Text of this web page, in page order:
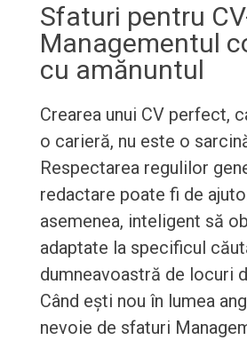
Sfaturi pentru
Managementul
cu amănuntul
Crearea unui CV perfect,
o carieră, nu este o
Respectarea regulilor
redactare poate fi de
asemenea, inteligent să
adaptate la specificul
dumneavoastră de locuri
Când ești nou în lumea
nevoie de sfaturi